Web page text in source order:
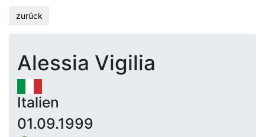
zurück
Alessia Vigilia
Italien
01.09.1999